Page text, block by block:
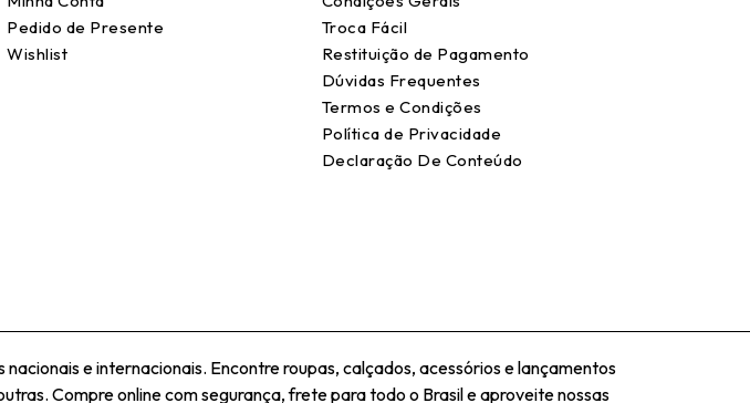
Pedido de Presente
Wishlist
Troca Fácil
Restituição de Pagamento
Dúvidas Frequentes
Termos e Condições
Política de Privacidade
Declaração De Conteúdo
e internacionais. Encontre roupas, calçados, acessórios e lançamentos
Compre online com segurança, frete para todo o Brasil e aproveite nossas